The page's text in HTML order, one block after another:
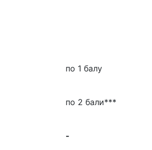
по 1 балу
по 2 бали***
-